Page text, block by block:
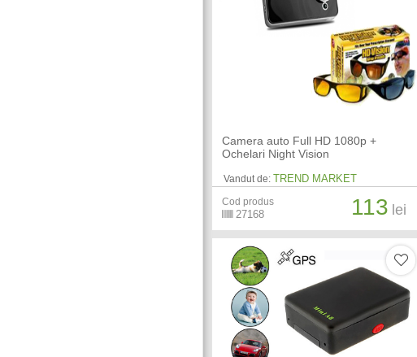
Camera auto Full HD 1080p +
Ochelari Night Vision
Vandut de: TREND MARKET
Cod produs
27168 113 lei